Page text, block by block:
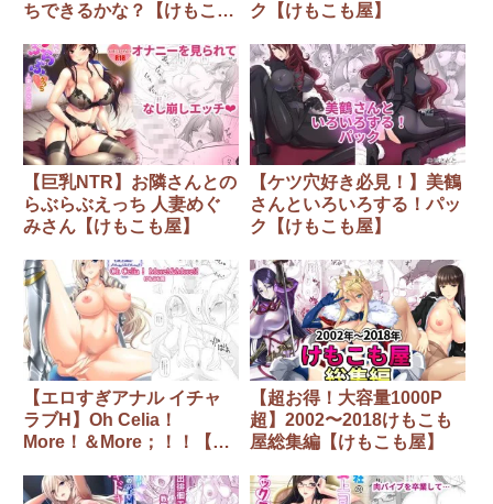
ちできるかな？【けもこも
ク【けもこも屋】
【巨乳NTR】お隣さんとの
らぶらぶえっち 人妻めぐ
みさん【けもこも屋】
【ケツ穴好き必見！】美鶴
さんといろいろする！パッ
ク【けもこも屋】
【エロすぎアナル イチャ
ラブH】Oh Celia！
More！＆More；！！【け
【超お得！大容量1000P
超】2002〜2018けもこも
屋総集編【けもこも屋】